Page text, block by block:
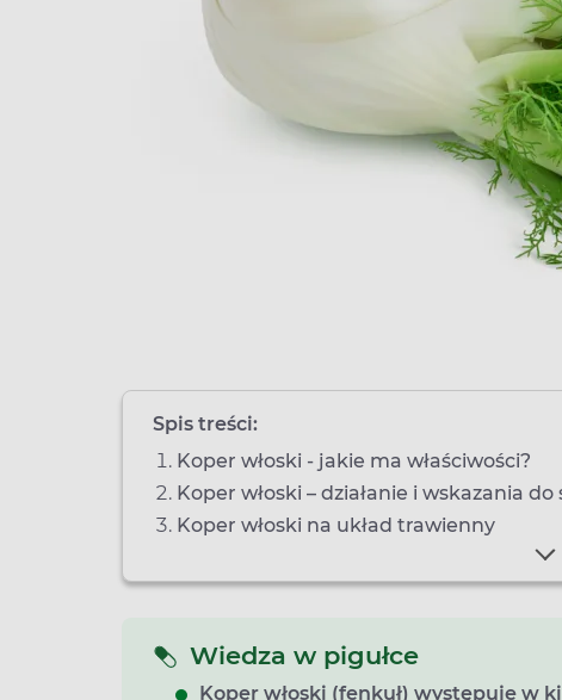
Spis treści:
Koper włoski - jakie ma właściwości?
Koper włoski – działanie i wskazania
Koper włoski na układ trawienny
Wiedza w pigułce
Koper włoski (fenkuł) występuje w